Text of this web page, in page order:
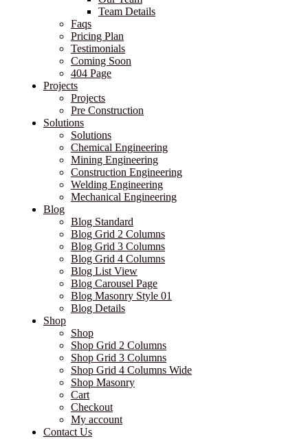
Team Details
Faqs
Pricing Plan
Testimonials
Coming Soon
404 Page
Projects
Projects
Pre Construction
Solutions
Solutions
Chemical Engineering
Mining Engineering
Construction Engineering
Welding Engineering
Mechanical Engineering
Blog
Blog Standard
Blog Grid 2 Columns
Blog Grid 3 Columns
Blog Grid 4 Columns
Blog List View
Blog Carousel Page
Blog Masonry Style 01
Blog Details
Shop
Shop
Shop Grid 2 Columns
Shop Grid 3 Columns
Shop Grid 4 Columns Wide
Shop Masonry
Cart
Checkout
My account
Contact Us